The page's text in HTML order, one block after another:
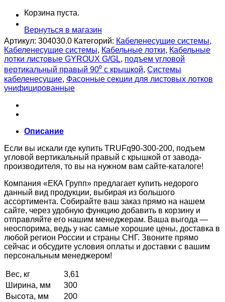
Корзина пуста.
Вернуться в магазин
Артикул: 304030.0 Категорий: Кабеленесущие системы,
Кабеленесущие системы, Кабельные лотки, Кабельные
лотки листовые GYROUX G/GL, подъем угловой
вертикальный правый 90⁰ с крышкой, Системы
кабеленесущие, Фасонные секции для листовых лотков
унифицированные
Описание
Если вы искали где купить TRUFq90-300-200, подъем
угловой вертикальный правый с крышкой от завода-
производителя, то вы на нужном вам сайте-каталоге!
Компания «ЕКА Групп» предлагает купить недорого
данный вид продукции, выбирая из большого
ассортимента. Собирайте ваш заказ прямо на нашем
сайте, через удобную функцию добавить в корзину и
отправляйте его нашим менеджерам. Ваша выгода —
неоспорима, ведь у нас самые хорошие цены, доставка в
любой регион России и страны СНГ. Звоните прямо
сейчас и обсудите условия оплаты и доставки с вашим
персональным менеджером!
Вес, кг
3,61
Ширина, мм
300
Высота, мм
200